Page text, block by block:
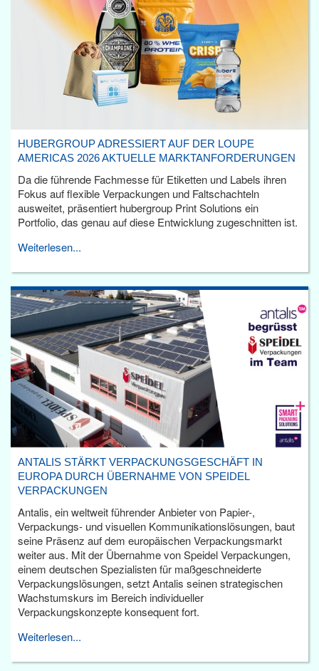
HUBERGROUP ADRESSIERT AUF DER LOUPE
AMERICAS 2026 AKTUELLE MARKTANFORDERUNGEN
Da die führende Fachmesse für Etiketten und Labels ihren
Fokus auf flexible Verpackungen und Faltschachteln
ausweitet, präsentiert hubergroup Print Solutions ein
Portfolio, das genau auf diese Entwicklung zugeschnitten ist.
Weiterlesen...
ANTALIS STÄRKT VERPACKUNGSGESCHÄFT IN
EUROPA DURCH ÜBERNAHME VON SPEIDEL
VERPACKUNGEN
Antalis, ein weltweit führender Anbieter von Papier-,
Verpackungs- und visuellen Kommunikationslösungen, baut
seine Präsenz auf dem europäischen Verpackungsmarkt
weiter aus. Mit der Übernahme von Speidel Verpackungen,
einem deutschen Spezialisten für maßgeschneiderte
Verpackungslösungen, setzt Antalis seinen strategischen
Wachstumskurs im Bereich individueller
Verpackungskonzepte konsequent fort.
Weiterlesen...